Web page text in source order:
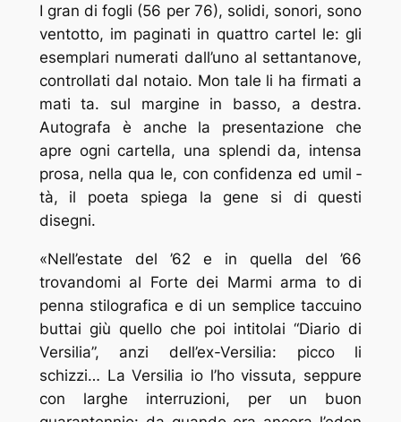
I gran ­di fogli (56 per 76), solidi, sonori, sono
ventotto, im ­paginati in quattro cartel ­le: gli
esemplari numerati dall’uno al settantanove,
controllati dal notaio. Mon ­tale li ha firmati a
mati ­ta. sul margine in basso, a destra.
Autografa è anche la presentazione che
apre ogni cartella, una splendi ­da, intensa
prosa, nella qua ­le, con confidenza ed umil ­
tà, il poeta spiega la gene ­si di questi
disegni.
«Nell’estate del ’62 e in quella del ’66
trovandomi al Forte dei Marmi arma ­to di
penna stilografica e di un semplice taccuino
buttai giù quello che poi intitolai “Diario di
Versilia”, anzi dell’ex-Versilia: picco ­li
schizzi… La Versilia io l’ho vissuta, seppure
con larghe interruzioni, per un buon